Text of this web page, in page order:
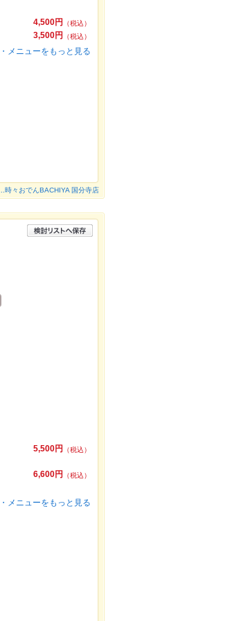
4,500円
（税込）
3,500円
（税込）
メニューをもっと見る
時々おでんBACHIYA 国分寺店
5,500円
（税込）
6,600円
（税込）
メニューをもっと見る